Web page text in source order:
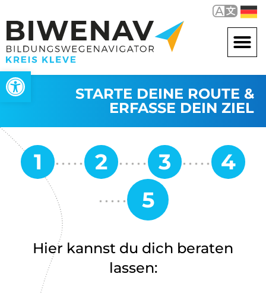
Werkzeugleiste öffnen
STARTE DEINE ROUTE &
ERFASSE DEIN ZIEL
Hier kannst du dich beraten
lassen: